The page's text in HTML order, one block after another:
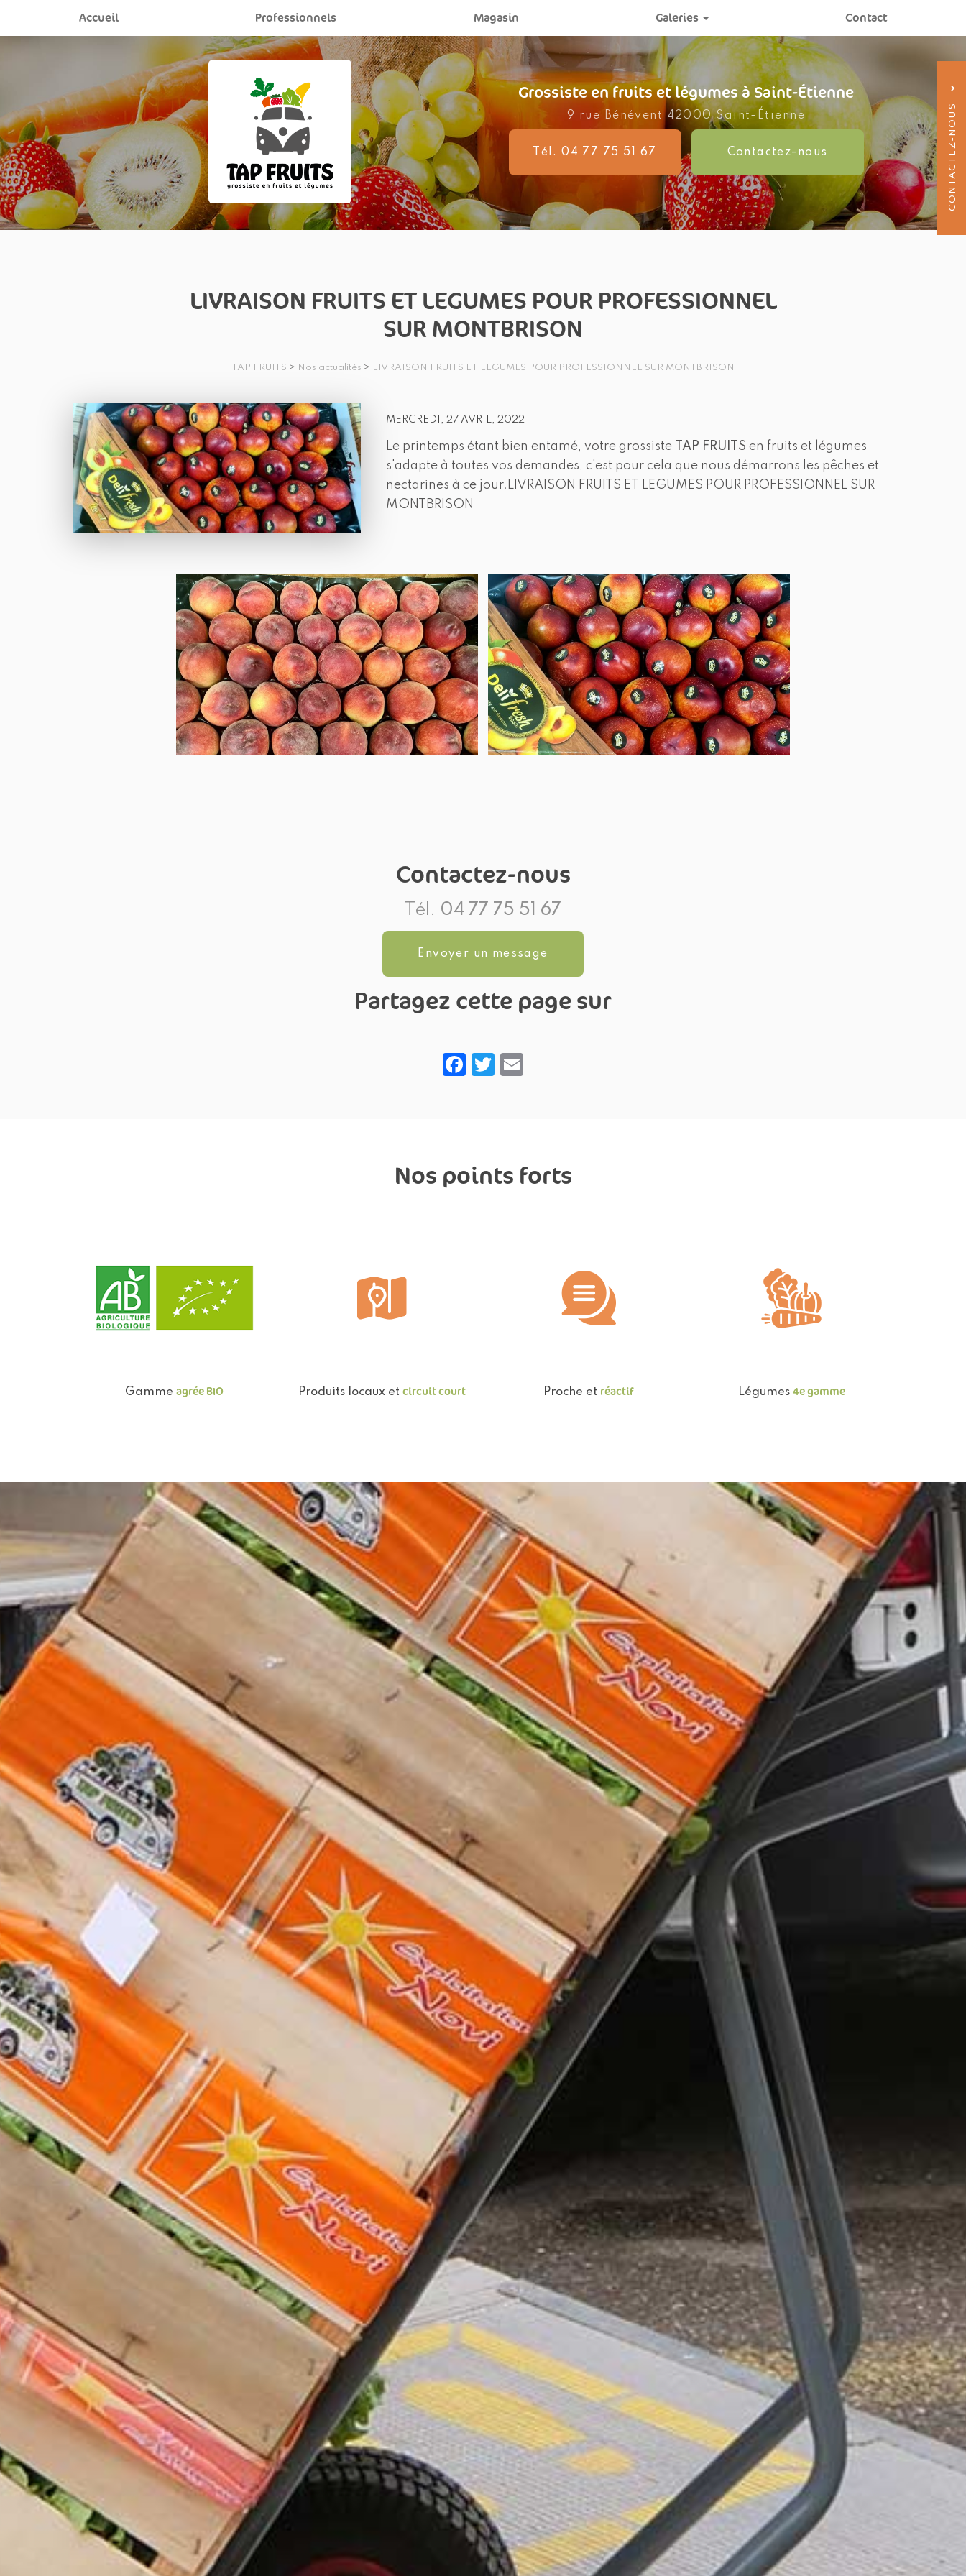
Accueil Professionnels Magasin Galeries
Professionnels
Magasin
Contact
Grossiste en fruits et légumesà Saint-Étienne
9 rue Bénévent42000 Saint-Étienne
Tél. 04 77 75 51 67 Contactez- nous
LIVRAISON FRUITS ET LEGUMES POUR PROFESSIONNEL
SUR MONTBRISON
TAP FRUITS > Nos actualités > LIVRAISON FRUITS ET LEGUMES POUR PROFESSIONNEL SUR MONTBRISON
MERCREDI, 27 AVRIL, 2022
Le printemps étant bien entamé, votre grossiste TAP FRUITS en fruits et légumes
s'adapte à toutes vos demandes, c'est pour cela que nous démarrons les pêches et
nectarines à ce jour.LIVRAISON FRUITS ET LEGUMES POUR PROFESSIONNEL SUR
MONTBRISON
Contactez-nous
Tél. 04 77 75 51 67
Envoyer un message
Partagez cette page sur
Facebook
Twitter
Nos points forts
Gammeagrée BIO Produits locaux et circuit court Proche et réactif Légumes 4e gamme
CONTACTEZ-NOUS
04